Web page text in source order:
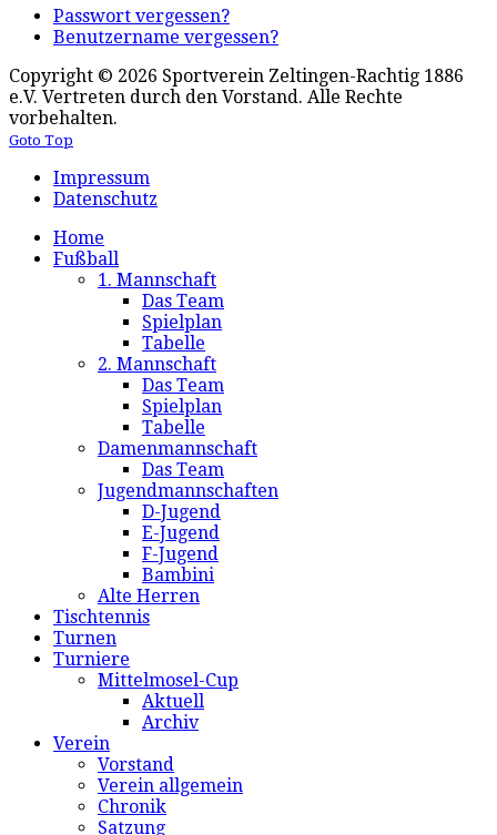
Passwort vergessen?
Benutzername vergessen?
Copyright © 2026 Sportverein Zeltingen-Rachtig 1886
e.V. Vertreten durch den Vorstand. Alle Rechte
vorbehalten.
Goto Top
Impressum
Datenschutz
Home
Fußball
1. Mannschaft
Das Team
Spielplan
Tabelle
2. Mannschaft
Das Team
Spielplan
Tabelle
Damenmannschaft
Das Team
Jugendmannschaften
D-Jugend
E-Jugend
F-Jugend
Bambini
Alte Herren
Tischtennis
Turnen
Turniere
Mittelmosel-Cup
Aktuell
Archiv
Verein
Vorstand
Verein allgemein
Chronik
Satzung